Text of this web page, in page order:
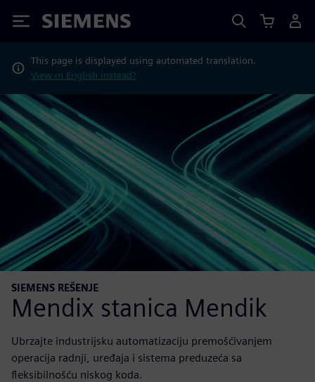
Siemens
This page is displayed using automated translation.
View in English instead?
SIEMENS REŠENJE
Mendix stanica Mendik
Ubrzajte industrijsku automatizaciju premošćivanjem
operacija radnji, uređaja i sistema preduzeća sa
fleksibilnošću niskog koda.